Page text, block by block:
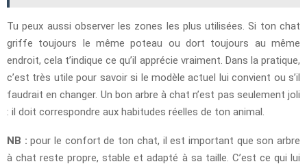
Tu peux aussi observer les zones les plus utilisées. Si ton chat
griffe toujours le même poteau ou dort toujours au même
endroit, cela t’indique ce qu’il apprécie vraiment. Dans la pratique,
c’est très utile pour savoir si le modèle actuel lui convient ou s’il
faudrait en changer. Un bon arbre à chat n’est pas seulement joli
: il doit correspondre aux habitudes réelles de ton animal.
NB : pour le confort de ton chat, il est important que son arbre
à chat reste propre, stable et adapté à sa taille. C’est ce qui lui